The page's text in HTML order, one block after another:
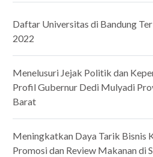
Daftar Universitas di Bandung
2022
Menelusuri Jejak Politik dan
Profil Gubernur Dedi Mulyadi
Barat
Meningkatkan Daya Tarik Bisnis
Promosi dan Review Makanan di